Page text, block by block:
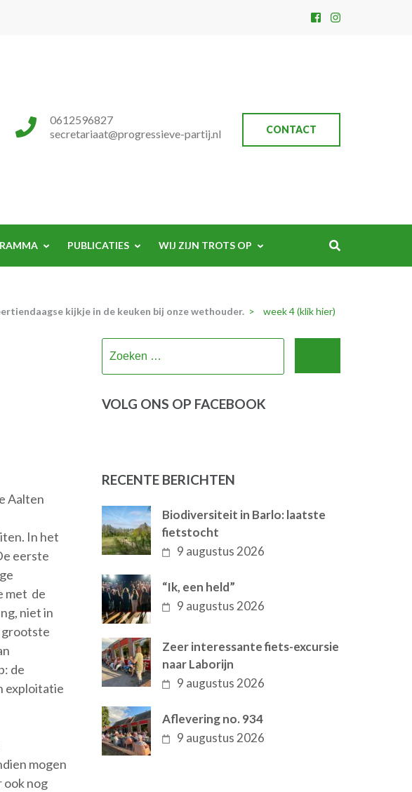
CONTACT
0612596827
secretariaat@progressieve-partij.nl
PUBLICATIES WIJ ZIJN TROTS OP
kijkje in de keuken bij onze wethouder. > week 4 (klik hier)
Aalten
In het
eerste
met de
niet in
grootste
de
exploitatie
mogen
ook nog
VOLG ONS OP FACEBOOK
RECENTE BERICHTEN
Biodiversiteit in Barlo: laatste
fietstocht
9 augustus 2026
“Ik, een held”
9 augustus 2026
Zeer interessante fiets-excursie
naar Laborijn
9 augustus 2026
Aflevering no. 934
9 augustus 2026